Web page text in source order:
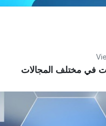
في مختلف المجالات